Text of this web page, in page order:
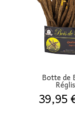
Botte de
39,95